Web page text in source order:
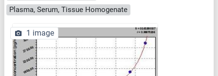
Plasma, Serum, Tissue Homogenate
1 image